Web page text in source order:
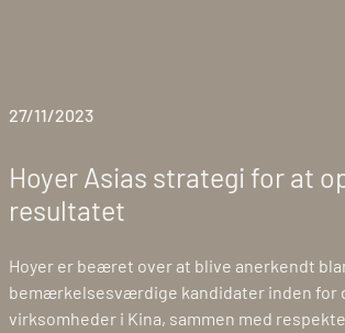
27/11/2023
Hoyer Asias strategi for at
resultatet
Hoyer er beæret over at blive anerkendt
bemærkelsesværdige kandidater inden for
virksomheder i Kina, sammen med